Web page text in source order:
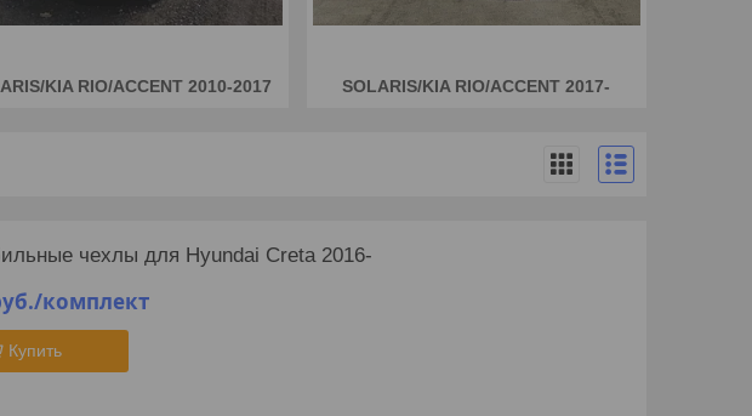
KIA RIO/ACCENT 2010-2017 SOLARIS/KIA RIO/ACCENT 2017-
чехлы для Hyundai Creta 2016-
/комплект
Купить